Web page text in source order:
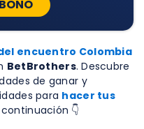
encuentro Colombia
BetBrothers. Descubre
de ganar y
para hacer tus
👇